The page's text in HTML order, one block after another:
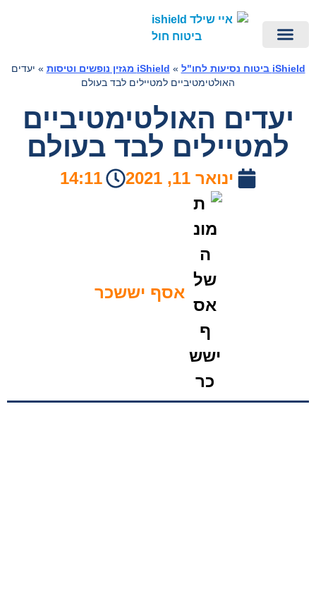
iShield ביטוח נסיעות לחו"ל » iShield מגזין נופשים וטיסות » יעדים
האולטימטיביים למטיילים לבד בעולם
יעדים האולטימטיביים
למטיילים לבד בעולם
ינואר 11, 2021 14:11
אסף יששכר